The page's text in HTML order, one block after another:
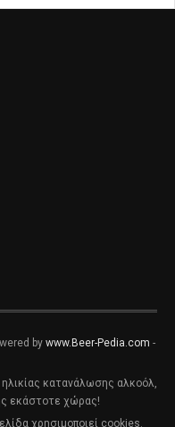
by www.Beer-Pedia.com -
κατανάλωσης αλκοόλ,
εκάστοτε χώρας!
χρησιμοποιεί cookies.